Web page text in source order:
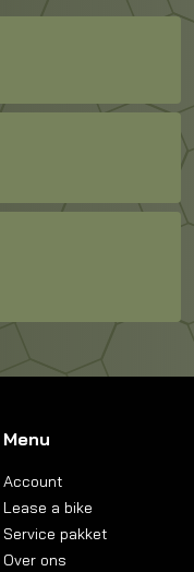
Menu
Account
Lease a bike
Service pakket
Over ons